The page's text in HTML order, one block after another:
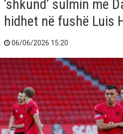
‘shkund’ sulmin me
hidhet në fushë Luis
06/06/2026 15:20